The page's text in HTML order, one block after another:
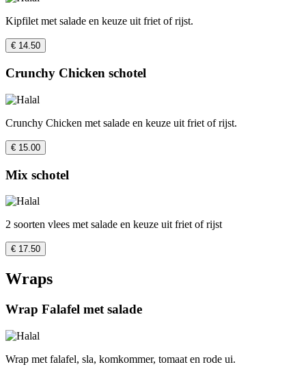
Kipfilet met salade en keuze uit friet of rijst.
€ 14.50
Crunchy Chicken schotel
Crunchy Chicken met salade en keuze uit friet of rijst.
€ 15.00
Mix schotel
2 soorten vlees met salade en keuze uit friet of rijst
€ 17.50
Wraps
Wrap Falafel met salade
Wrap met falafel, sla, komkommer, tomaat en rode ui.